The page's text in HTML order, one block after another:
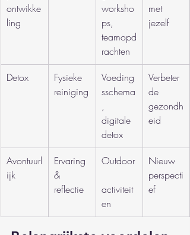
ontwikke
ling
worksho
ps,
teamopd
rachten
met
jezelf
Detox
Fysieke
reiniging
Voeding
sschema
,
digitale
detox
Verbeter
de
gezondh
eid
Avontuurl
ijk
Ervaring
&
reflectie
Outdoor
activiteit
en
Nieuw
perspecti
ef